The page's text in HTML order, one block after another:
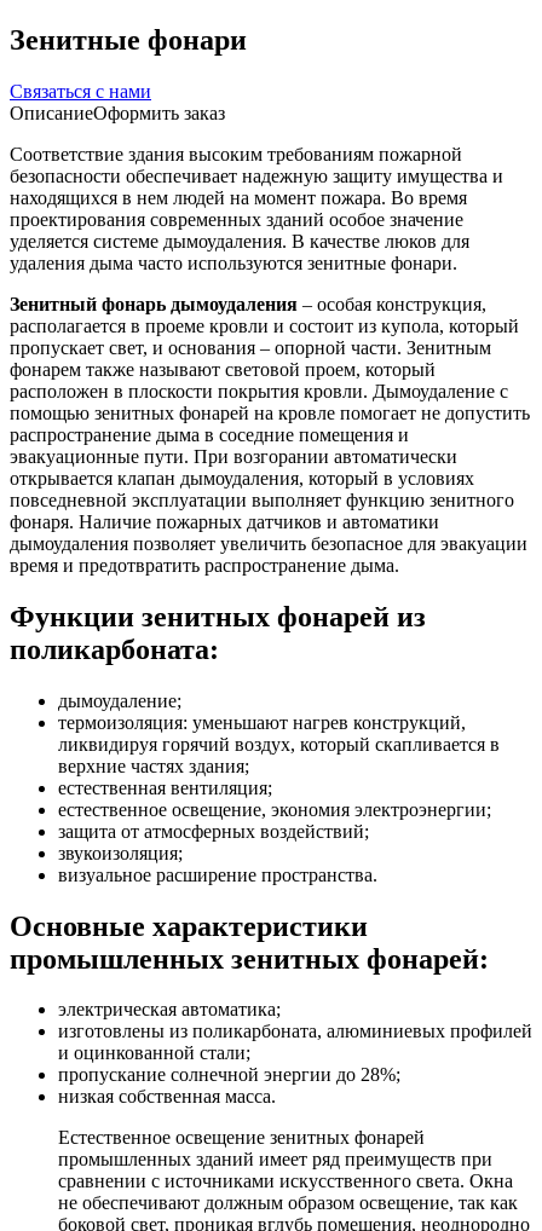
Зенитные фонари
Связаться с нами
ОписаниеОформить заказ
Соответствие здания высоким требованиям пожарной
безопасности обеспечивает надежную защиту имущества и
находящихся в нем людей на момент пожара. Во время
проектирования современных зданий особое значение
уделяется системе дымоудаления. В качестве люков для
удаления дыма часто используются зенитные фонари.
Зенитный фонарь дымоудаления – особая конструкция,
располагается в проеме кровли и состоит из купола, который
пропускает свет, и основания – опорной части. Зенитным
фонарем также называют световой проем, который
расположен в плоскости покрытия кровли. Дымоудаление с
помощью зенитных фонарей на кровле помогает не допустить
распространение дыма в соседние помещения и
эвакуационные пути. При возгорании автоматически
открывается клапан дымоудаления, который в условиях
повседневной эксплуатации выполняет функцию зенитного
фонаря. Наличие пожарных датчиков и автоматики
дымоудаления позволяет увеличить безопасное для эвакуации
время и предотвратить распространение дыма.
Функции зенитных фонарей из
поликарбоната:
дымоудаление;
термоизоляция: уменьшают нагрев конструкций,
ликвидируя горячий воздух, который скапливается в
верхние частях здания;
естественная вентиляция;
естественное освещение, экономия электроэнергии;
защита от атмосферных воздействий;
звукоизоляция;
визуальное расширение пространства.
Основные характеристики
промышленных зенитных фонарей:
электрическая автоматика;
изготовлены из поликарбоната, алюминиевых профилей
и оцинкованной стали;
пропускание солнечной энергии до 28%;
низкая собственная масса.
Естественное освещение зенитных фонарей
промышленных зданий имеет ряд преимуществ при
сравнении с источниками искусственного света. Окна
не обеспечивают должным образом освещение, так как
боковой свет, проникая вглубь помещения, неоднородно